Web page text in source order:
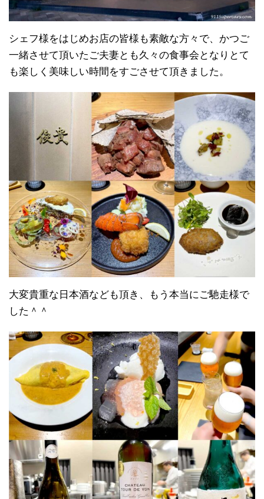
シェフ様をはじめお店の皆様も素敵な方々で、かつご
一緒させて頂いたご夫妻とも久々の食事会となりとて
も楽しく美味しい時間をすごさせて頂きました。
大変貴重な日本酒なども頂き、もう本当にご馳走様で
した＾＾